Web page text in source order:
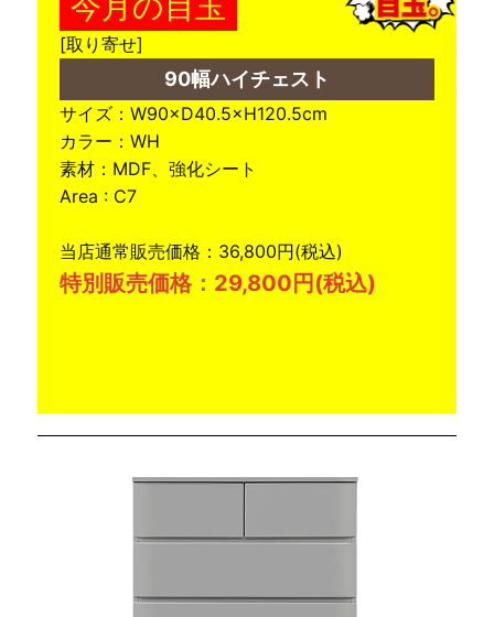
[取り寄せ]
90幅ハイチェスト
サイズ：W90×D40.5×H120.5cm
カラー：WH
素材：MDF、強化シート
Area : C7
当店通常販売価格：36,800円(税込)
特別販売価格：29,800円(税込)